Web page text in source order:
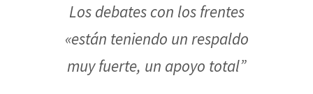
Los debates con los frentes
«están teniendo un respaldo
muy fuerte, un apoyo total”